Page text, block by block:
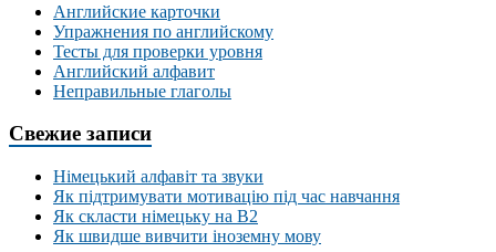
Английские карточки
Упражнения по английскому
Тесты для проверки уровня
Английский алфавит
Неправильные глаголы
Свежие записи
Німецький алфавіт та звуки
Як підтримувати мотивацію під час навчання
Як скласти німецьку на В2
Як швидше вивчити іноземну мову